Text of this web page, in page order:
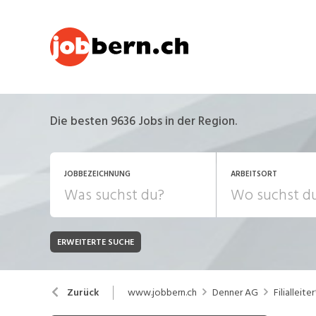
Die besten 9636 Jobs in der Region.
JOBBEZEICHNUNG ARBEITSORT
JOB-TYP
Festanstellung
Bank, Versicherung
Chemie, Pharma, Biotechnologie
ERWEITERTE SUCHE
Zurück www.jobbern.ch Denner AG